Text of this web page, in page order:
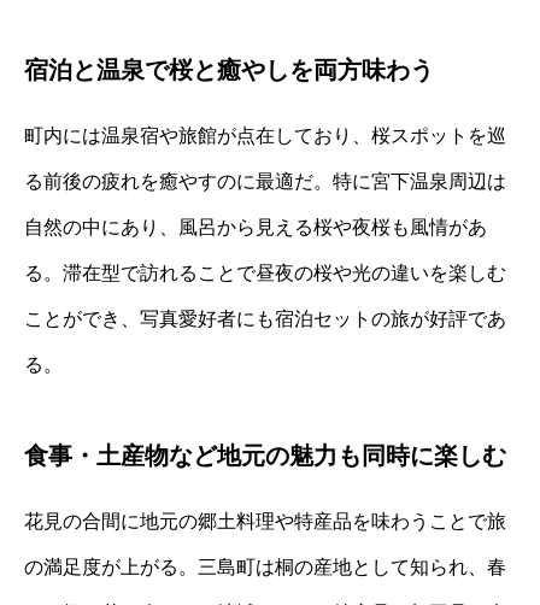
宿泊と温泉で桜と癒やしを両方味わう
町内には温泉宿や旅館が点在しており、桜スポットを巡
る前後の疲れを癒やすのに最適だ。特に宮下温泉周辺は
自然の中にあり、風呂から見える桜や夜桜も風情があ
る。滞在型で訪れることで昼夜の桜や光の違いを楽しむ
ことができ、写真愛好者にも宿泊セットの旅が好評であ
る。
食事・土産物など地元の魅力も同時に楽しむ
花見の合間に地元の郷土料理や特産品を味わうことで旅
の満足度が上がる。三島町は桐の産地として知られ、春